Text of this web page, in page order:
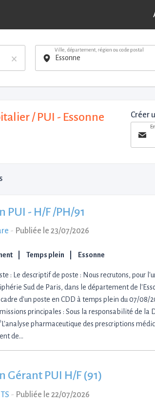
×
Ville, département, région ou code postal
/ PUI - Essonne Créer
PUI - H/F /PH/91
- Publiée le 23/07/2026
Temps plein Essonne
: Le descriptif de poste : Nous recrutons, pour
Sud de Paris, dans le département de
cadre d'un poste en CDD à temps plein du 07/08/
principales : Sous la responsabilité de la
pharmaceutique des prescriptions
de…
Gérant PUI H/F (91)
- Publiée le 22/07/2026